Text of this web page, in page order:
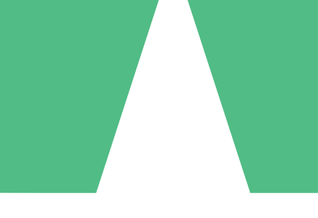
Individuelle Credit-Pakete
nach Bedarf mit Download-Credits. Keine monatliche Verpflichtung